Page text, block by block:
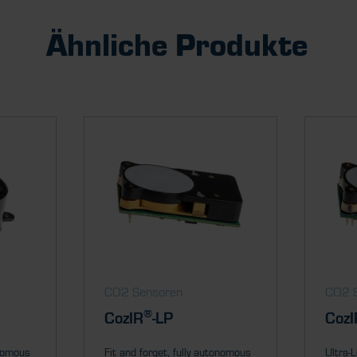
Ähnliche Produkte
CO2 Sensoren
CozIR®-LP
Fit and forget, fully autonomous
CO2
Ultra-